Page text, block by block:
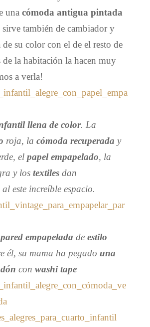
una cómoda antigua pintada
sirve también de cambiador y
de su color con el de el resto de
de la habitación la hacen muy
a verla!
llena de color. La
roja, la cómoda recuperada y
el papel empapelado, la
y los textiles dan
este increíble espacio.
pared empapelada de estilo
él, su mama ha pegado una
con washi tape